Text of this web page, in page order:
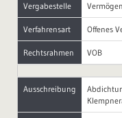
Vergabestelle
Verfahrensart Offenes
Rechtsrahmen VOB
Ausschreibung